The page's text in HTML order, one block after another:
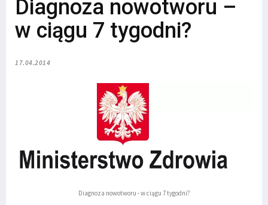
Diagnoza nowotworu –
w ciągu 7 tygodni?
17.04.2014
Diagnoza nowotworu - w ciągu 7 tygodni?